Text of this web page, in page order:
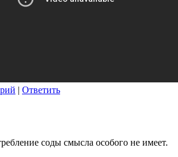
| Ответить
соды смысла особого не имеет.